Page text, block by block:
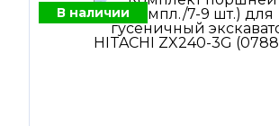
В наличии